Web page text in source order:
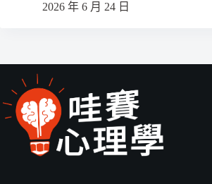
2026 年 6 月 24 日